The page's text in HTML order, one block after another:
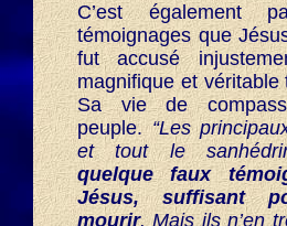
C’est également
témoignages que
fut accusé
magnifique et véritable
Sa vie de
peuple. “Les
et tout le
quelque faux
Jésus, suffisant
mourir. Mais ils n’en